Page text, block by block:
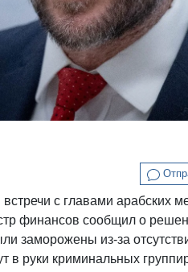
с главами арабских
финансов сообщил о
заморожены из-за
в руки криминальных